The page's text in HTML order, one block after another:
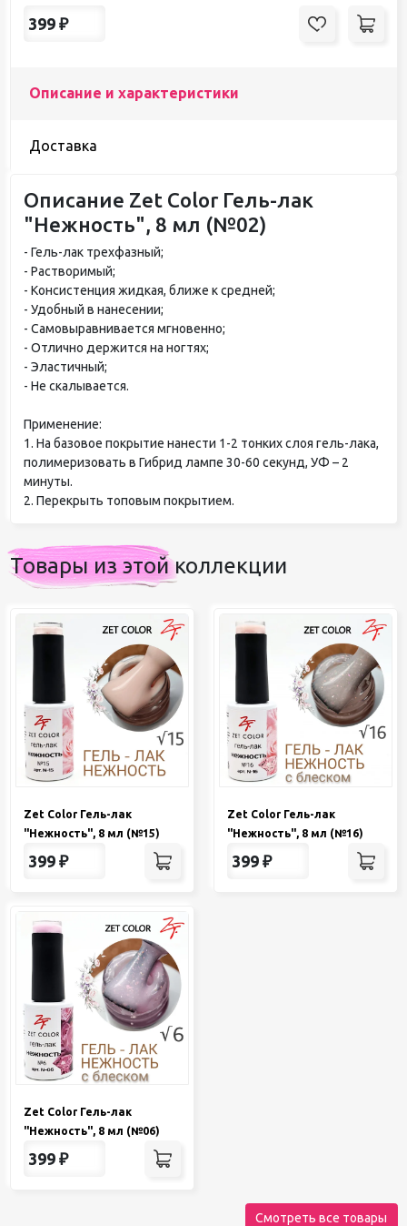
399 ₽
Описание и характеристики
Доставка
Описание Zet Color Гель-лак
"Нежность", 8 мл (№02)
- Гель-лак трехфазный;
- Растворимый;
- Консистенция жидкая, ближе к средней;
- Удобный в нанесении;
- Самовыравнивается мгновенно;
- Отлично держится на ногтях;
- Эластичный;
- Не скалывается.
Применение:
1. На базовое покрытие нанести 1-2 тонких слоя гель-лака,
полимеризовать в Гибрид лампе 30-60 секунд, УФ – 2
минуты.
2. Перекрыть топовым покрытием.
Товары из этой коллекции
Zet Color Гель-лак
"Нежность", 8 мл (№15)
399 ₽
Zet Color Гель-лак
"Нежность", 8 мл (№16)
399 ₽
Zet Color Гель-лак
"Нежность", 8 мл (№06)
399 ₽
Смотреть все товары